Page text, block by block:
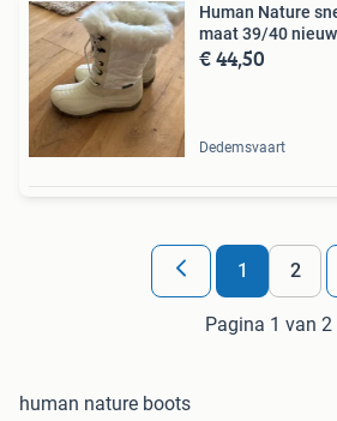
Human Nature
maat 39/40 nieuw
€ 44,50
Dedemsvaart
1 2
Pagina 1 van 2
human nature boots